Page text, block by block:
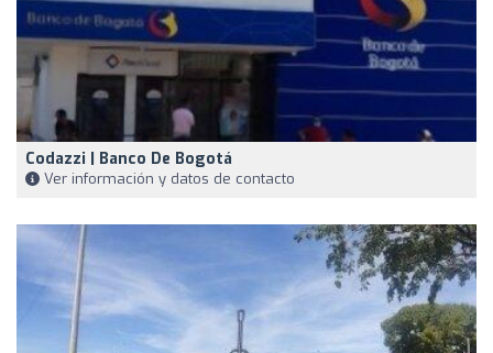
Codazzi | Banco De Bogotá
Ver información y datos de contacto